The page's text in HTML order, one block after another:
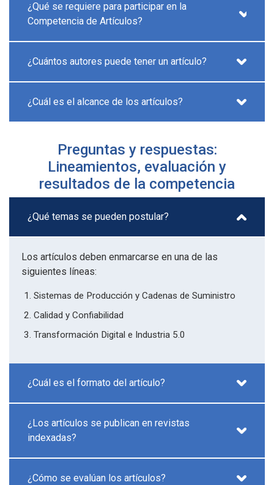
¿Qué se requiere para participar en la
Competencia de Artículos?
¿Cuántos autores puede tener un artículo?
¿Cuál es el alcance de los artículos?
Preguntas y respuestas:
Lineamientos, evaluación y
resultados de la competencia
¿Qué temas se pueden postular?
Los artículos deben enmarcarse en una de las
siguientes líneas:
Sistemas de Producción y Cadenas de Suministro
Calidad y Confiabilidad
Transformación Digital e Industria 5.0
¿Cuál es el formato del artículo?
¿Los artículos se publican en revistas
indexadas?
¿Cómo se evalúan los artículos?